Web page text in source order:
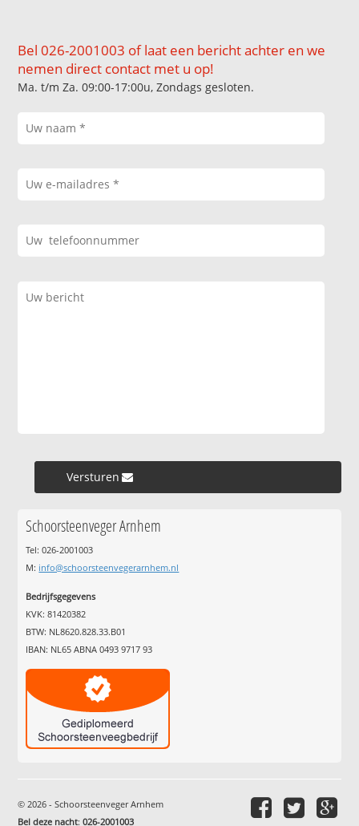
Bel 026-2001003 of laat een bericht achter en we
nemen direct contact met u op!
Ma. t/m Za. 09:00-17:00u, Zondags gesloten.
Versturen »
Schoorsteenveger Arnhem
Tel: 026-2001003
M: info@schoorsteenvegerarnhem.nl
Bedrijfsgegevens
KVK: 81420382
BTW: NL8620.828.33.B01
IBAN: NL65 ABNA 0493 9717 93
© 2026 - Schoorsteenveger Arnhem
Bel deze nacht:026-2001003